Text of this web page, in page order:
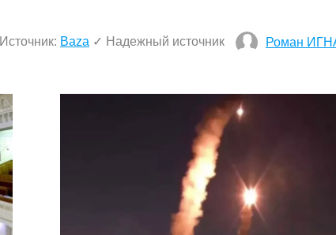
Источник: Baza ✓ Надежный источник Роман